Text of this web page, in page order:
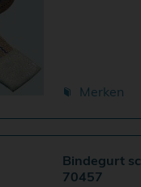
Merken
Bindegurt
70457